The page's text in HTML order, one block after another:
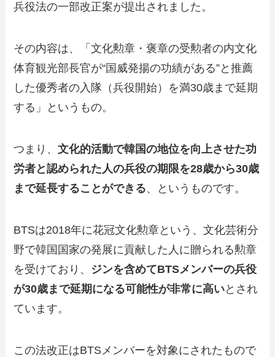
兵役法の一部改正案が提出されました。
その内容は、「文化勲章・褒章の受勲者の内文化
体育観光部長官が“国威発揚の功績がある”と推薦
した優秀者の入隊（兵役開始）を満30歳まで延期
する」というもの。
つまり、文化的活動で韓国の地位を向上させた功
労者と認められた人の兵役の期限を28歳から30歳
まで延長することができる、というものです。
BTSは2018年に花冠文化勲章という、文化芸術分
野で韓国国家の発展に貢献した人に贈られる勲章
を受けており、 ジンを含めてBTSメンバーの兵役
が30歳まで延期になる可能性が非常に高いとされ
ています。
この法改正はBTSメンバーを対象にされたもので